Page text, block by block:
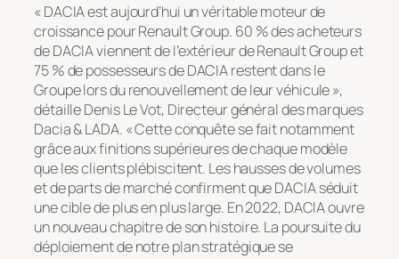
« DACIA est aujourd’hui un véritable moteur de
croissance pour Renault Group. 60 % des acheteurs
de DACIA viennent de l’extérieur de Renault Group et
75 % de possesseurs de DACIA restent dans le
Groupe lors du renouvellement de leur véhicule »,
détaille Denis Le Vot, Directeur général des marques
Dacia & LADA. « Cette conquête se fait notamment
grâce aux finitions supérieures de chaque modèle
que les clients plébiscitent. Les hausses de volumes
et de parts de marché confirment que DACIA séduit
une cible de plus en plus large. En 2022, DACIA ouvre
un nouveau chapitre de son histoire. La poursuite du
déploiement de notre plan stratégique se